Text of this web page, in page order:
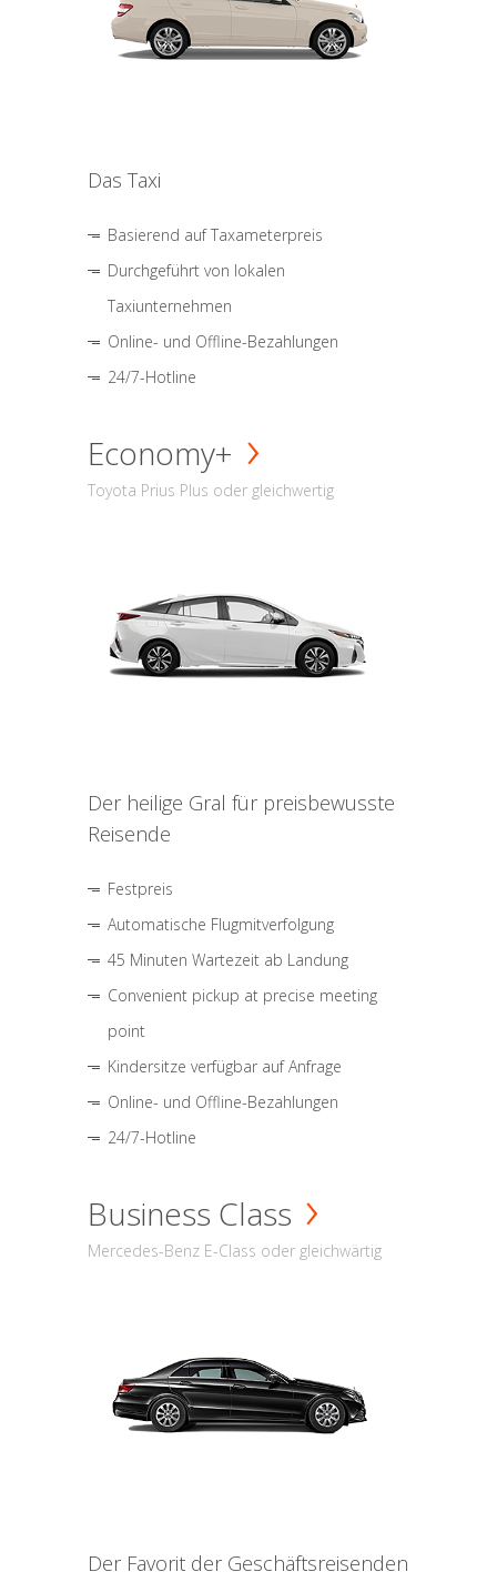
Das Taxi
Basierend auf Taxameterpreis
Durchgeführt von lokalen
Taxiunternehmen
Online- und Offline-Bezahlungen
24/7-Hotline
Economy+
Toyota Prius Plus oder gleichwertig
Der heilige Gral für preisbewusste
Reisende
Festpreis
Automatische Flugmitverfolgung
45 Minuten Wartezeit ab Landung
Convenient pickup at precise meeting
point
Kindersitze verfügbar auf Anfrage
Online- und Offline-Bezahlungen
24/7-Hotline
Business Class
Mercedes-Benz E-Class oder gleichwärtig
Der Favorit der Geschäftsreisenden